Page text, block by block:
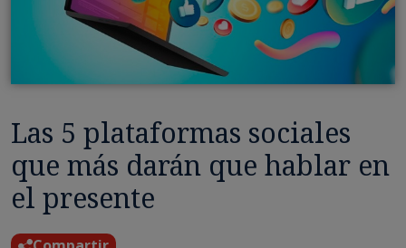
Las 5 plataformas sociales
que más darán que hablar en
el presente